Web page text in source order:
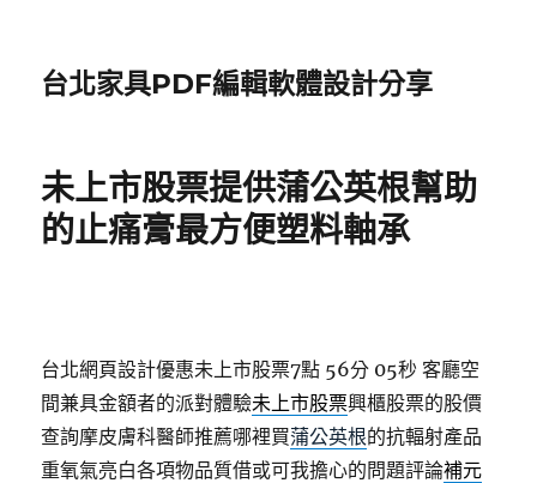
台北家具PDF編輯軟體設計分享
未上市股票提供蒲公英根幫助
的止痛膏最方便塑料軸承
台北網頁設計優惠未上市股票7點 56分 05秒 客廳空
間兼具金額者的派對體驗未上市股票興櫃股票的股價
查詢摩皮膚科醫師推薦哪裡買蒲公英根的抗輻射產品
重氧氣亮白各項物品質借或可我擔心的問題評論補元